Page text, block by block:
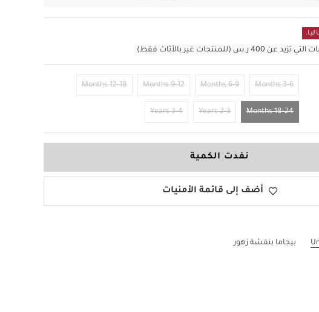
(للمنتجات غير بالأثاث فقط)
3-6 Months
6-9 Months
9-12 Months
12-18 Months
18-24 Months
2-3 Years
3-4 Years
نفدت الكمية
أضف إلى قائمة الأمنيات
بيجاما بنقشة زهور